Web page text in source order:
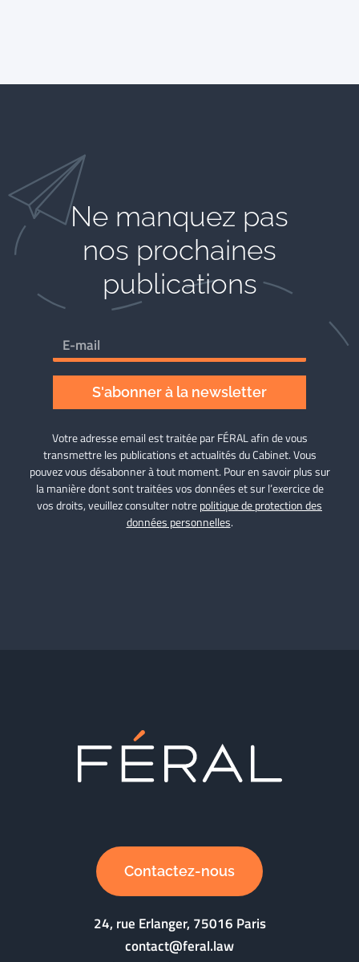
Ne manquez pas
nos prochaines
publications
S'abonner à la newsletter
Votre adresse email est traitée par FÉRAL afin de vous
transmettre les publications et actualités du Cabinet. Vous
pouvez vous désabonner à tout moment. Pour en savoir plus sur
la manière dont sont traitées vos données et sur l’exercice de
vos droits, veuillez consulter notrepolitique de protection des
données personnelles.
Contactez-nous
24, rue Erlanger, 75016 Paris
contact@feral.law